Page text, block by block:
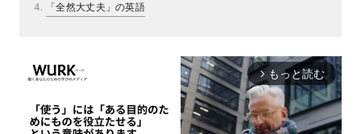
「全然大丈夫」の英語
arrow_forward_ios もっと読む